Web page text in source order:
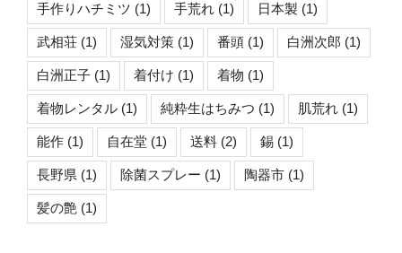
手作りハチミツ (1) 手荒れ (1) 日本製 (1)
武相荘 (1) 湿気対策 (1) 番頭 (1) 白洲次郎 (1)
白洲正子 (1) 着付け (1) 着物 (1)
着物レンタル (1) 純粋生はちみつ (1) 肌荒れ (1)
能作 (1) 自在堂 (1) 送料 (2) 錫 (1)
長野県 (1) 除菌スプレー (1) 陶器市 (1)
髪の艶 (1)